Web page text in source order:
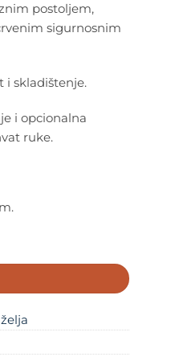
postoljem,
sigurnosnim
i skladištenje.
i opcionalna
ruke.